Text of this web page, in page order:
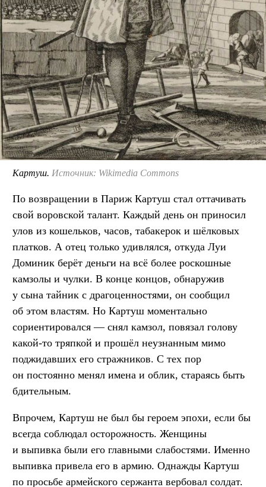
Картуш. Источник: Wikimedia Commons
По возвращении в Париж Картуш стал оттачивать
свой воровской талант. Каждый день он приносил
улов из кошельков, часов, табакерок и шёлковых
платков. А отец только удивлялся, откуда Луи
Доминик берёт деньги на всё более роскошные
камзолы и чулки. В конце концов, обнаружив
у сына тайник с драгоценностями, он сообщил
об этом властям. Но Картуш моментально
сориентировался — снял камзол, повязал голову
какой-то тряпкой и прошёл неузнанным мимо
поджидавших его стражников. С тех пор
он постоянно менял имена и облик, стараясь быть
бдительным.
Впрочем, Картуш не был бы героем эпохи, если бы
всегда соблюдал осторожность. Женщины
и выпивка были его главными слабостями. Именно
выпивка привела его в армию. Однажды Картуш
по просьбе армейского сержанта вербовал солдат.